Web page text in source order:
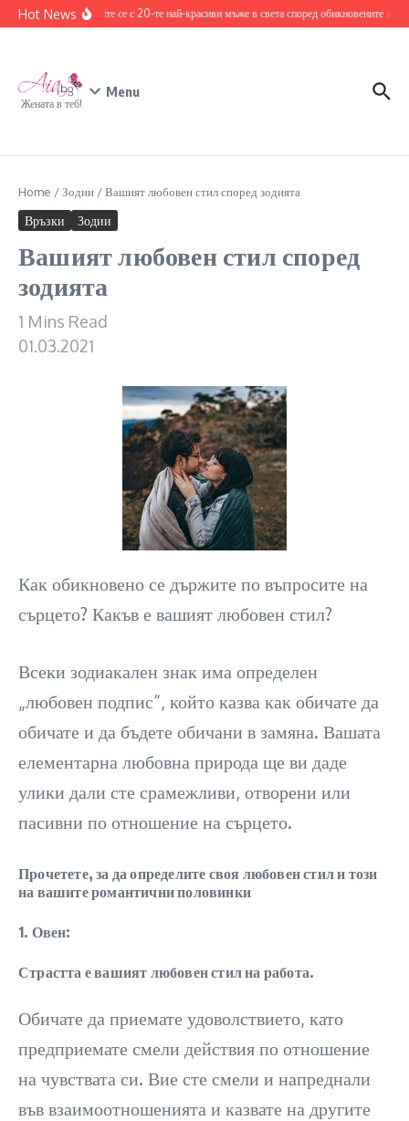
Skip to content
Hot NewsЗапознайте се с 20-те най-красиви мъже в света според обикновените хора
Жената в теб!
Menu
Home /Зодии /Вашият любовен стил според зодията
Връзки Зодии
Вашият любовен стил според
зодията
1 Mins Read
01.03.2021
Как обикновено се държите по въпросите на
сърцето? Какъв е вашият любовен стил?
Всеки зодиакален знак има определен
„любовен подпис“, който казва как обичате да
обичате и да бъдете обичани в замяна. Вашата
елементарна любовна природа ще ви даде
улики дали сте срамежливи, отворени или
пасивни по отношение на сърцето.
Прочетете, за да определите своя любовен стил и този
на вашите романтични половинки
1. Овен:
Страстта е вашият любовен стил на работа.
Обичате да приемате удоволствието, като
предприемате смели действия по отношение
на чувствата си. Вие сте смели и напреднали
във взаимоотношенията и казвате на другите